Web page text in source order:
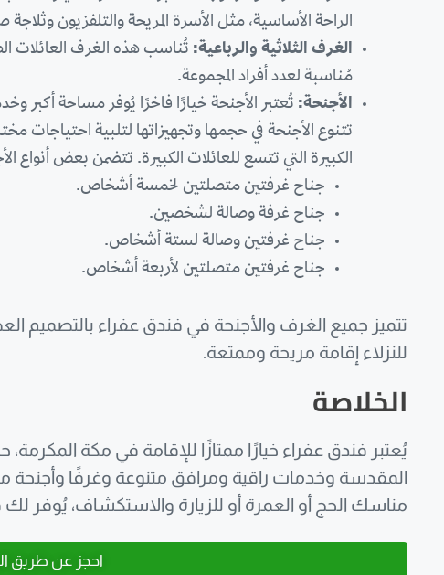
الراحة الأساسية، مثل الأسرة المريحة والتلفزيون
الغرف الثلاثية والرباعية: تُناسب هذه الغرف العائلات
مُناسبة لعدد أفراد المجموعة.
الأجنحة: تُعتبر الأجنحة خيارًا فاخرًا يُوفر مساحة
تتنوع الأجنحة في حجمها وتجهيزاتها لتلبية احتياجات
الكبيرة التي تتسع للعائلات الكبيرة. تتضمن بعض أنواع
جناح غرفتين متصلتين لخمسة أشخاص.
جناح غرفة وصالة لشخصين.
جناح غرفتين وصالة لستة أشخاص.
جناح غرفتين متصلتين لأربعة أشخاص.
تتميز جميع الغرف والأجنحة في فندق عفراء بالتصميم
للنزلاء إقامة مريحة وممتعة.
الخلاصة
يُعتبر فندق عفراء خيارًا ممتازًا للإقامة في مكة
المقدسة وخدمات راقية ومرافق متنوعة وغرفًا وأجنحة
مناسك الحج أو العمرة أو للزيارة والاستكشاف، يُوفر
احجز عن طريق